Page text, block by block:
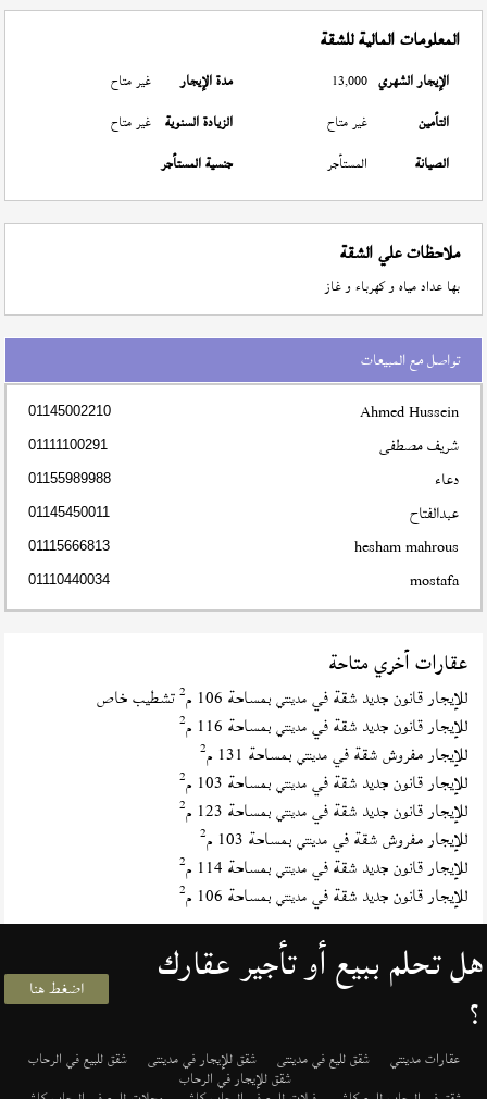
المعلومات المالية للشقة
الإيجار الشهري 13,000 مدة الإيجار
غير متاح
التأمين
غير متاح الزيادة السنوية غير متاح
الصيانة
المستأجر جنسية المستأجر
ملاحظات علي الشقة
بها عداد مياه و كهرباء و غاز
تواصل مع المبيعات
Ahmed Hussein
01145002210
شريف مصطفى 01111100291
دعاء 01155989988
عبدالفتاح 01145450011
hesham mahrous
01115666813
mostafa
01110440034
عقارات أخري متاحة
للإيجار قانون جديد شقة فيمدينتي بمساحة 106 م 2تشطيب خاص
للإيجار قانون جديد شقة فيمدينتي بمساحة 116 م 2
للإيجار مفروش شقة فيمدينتي بمساحة 131 م 2
للإيجار قانون جديد شقة فيمدينتي بمساحة 103 م 2
للإيجار قانون جديد شقة فيمدينتي بمساحة 123 م 2
للإيجار مفروش شقة فيمدينتي بمساحة 103 م 2
للإيجار قانون جديد شقة فيمدينتي بمساحة 114 م 2
للإيجار قانون جديد شقة فيمدينتي بمساحة 106 م 2
هل تحلم ببيع أو تأجير عقارك
؟ اضغط هنا
عقارات مدينتي شقق لليع في مدينتى شقق للإيجار في مدينتى شقق للبيع في الرحاب
شقق للإيجار في الرحاب